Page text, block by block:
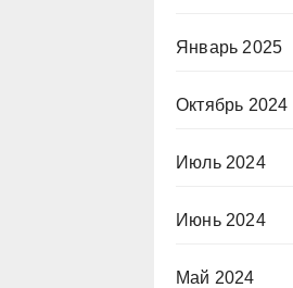
Январь 2025
Октябрь 2024
Июль 2024
Июнь 2024
Май 2024